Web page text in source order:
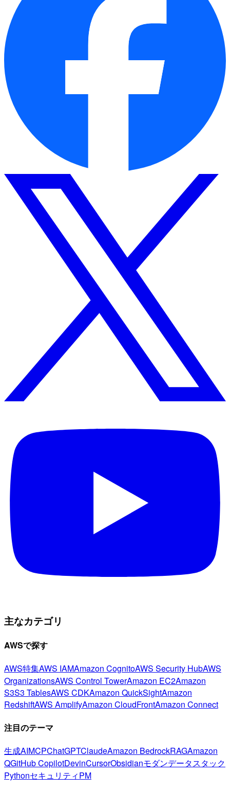
主なカテゴリ
AWSで探す
AWS特集AWS IAMAmazon CognitoAWS Security HubAWS
OrganizationsAWS Control TowerAmazon EC2Amazon
S3S3 TablesAWS CDKAmazon QuickSightAmazon
RedshiftAWS AmplifyAmazon CloudFrontAmazon Connect
注目のテーマ
生成AIMCPChatGPTClaudeAmazon BedrockRAGAmazon
QGitHub CopilotDevinCursorObsidianモダンデータスタック
PythonセキュリティPM